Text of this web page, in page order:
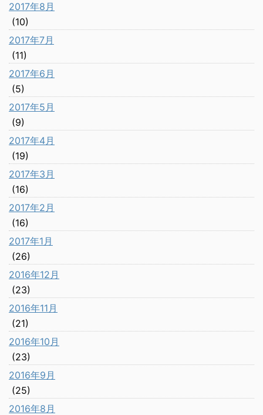
2017年8月
(10)
2017年7月
(11)
2017年6月
(5)
2017年5月
(9)
2017年4月
(19)
2017年3月
(16)
2017年2月
(16)
2017年1月
(26)
2016年12月
(23)
2016年11月
(21)
2016年10月
(23)
2016年9月
(25)
2016年8月